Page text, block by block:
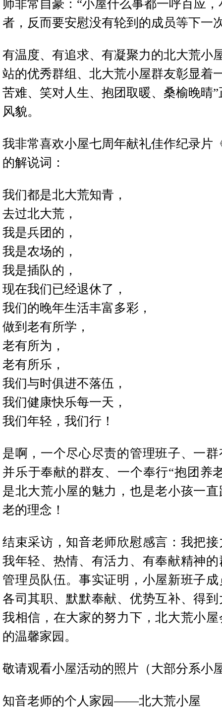
师非常自豪：“小屋什么事都一呼百应
者，反而要安慰没有轮到的成员等下一
有温度、有追求、有凝聚力的北大荒小
站的优秀群组、北大荒小屋群友彰显着
苦难、笑对人生、抱团取暖、桑榆晚晴
风貌。
我非常喜欢小屋七周年献礼佳作纪录片
的解说词：
我们都是北大荒知青，
去过北大荒，
我是兵团的，
我是农场的，
我是插队的，
现在我们已经退休了，
我们的晚年生活丰富多彩，
做到老有所学，
老有所为，
老有所乐，
我们与时俱进不落伍，
我们健康快乐每一天，
我们年轻，我们行！
是啊，一个尽心尽责的管理班子、一
并乐于奉献的群友、一个奉行“抱团养
是北大荒小屋的魅力，也是老小孩一
老的理念！
结束采访，知音老师欣慰感言： 我把
我年轻、热情、有活力、有奉献精神
管理员队伍。事实证明，小屋新班子
各司其职、默默奉献、优势互补、得
我相信，在大家的努力下，北大荒小
的温馨家园。
敬请观看小屋活动的照片（大部分系小
知音老师的个人家园——北大荒小屋